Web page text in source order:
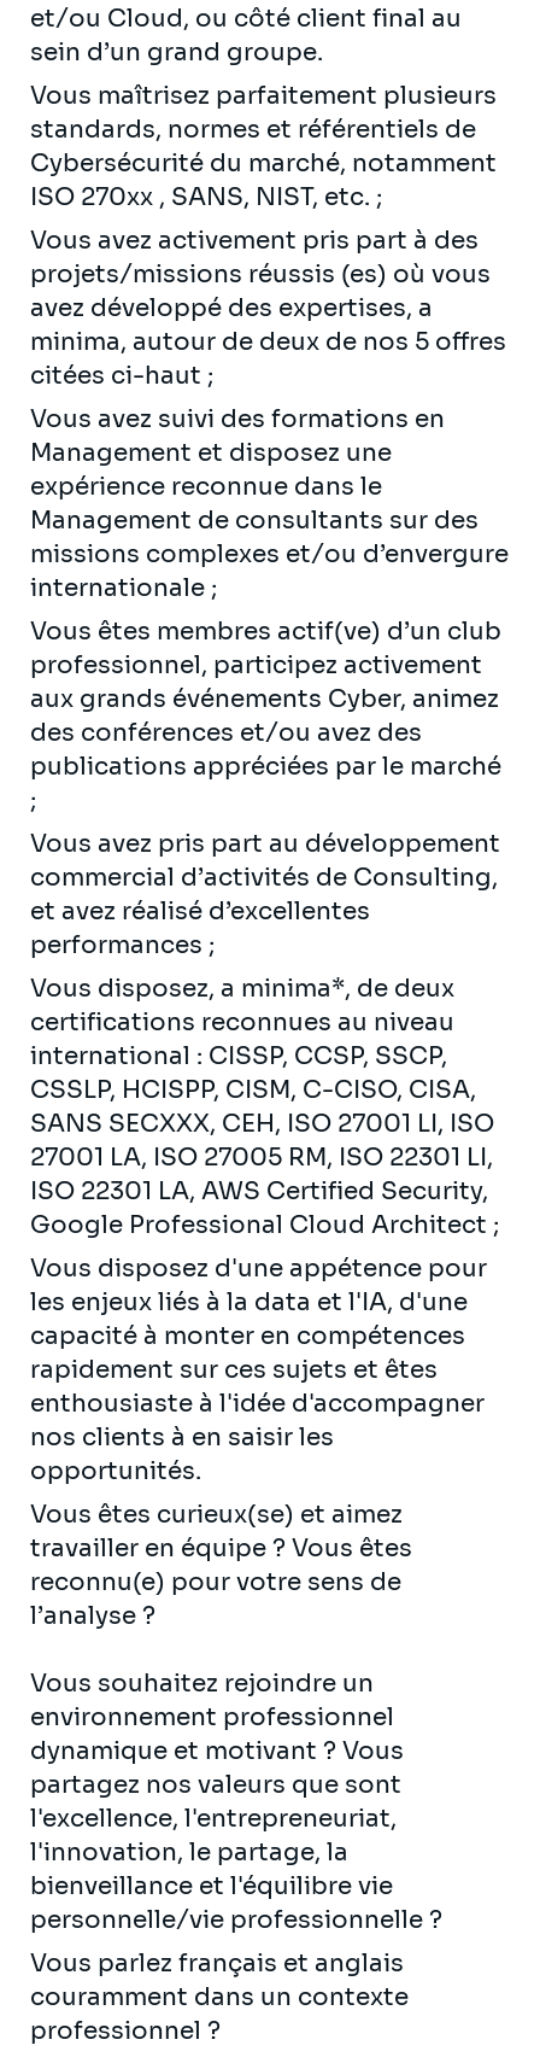
et/ou Cloud, ou côté client final au
sein d’un grand groupe.
Vous maîtrisez parfaitement plusieurs
standards, normes et référentiels de
Cybersécurité du marché, notamment
ISO 270xx , SANS, NIST, etc. ;
Vous avez activement pris part à des
projets/missions réussis (es) où vous
avez développé des expertises, a
minima, autour de deux de nos 5 offres
citées ci-haut ;
Vous avez suivi des formations en
Management et disposez une
expérience reconnue dans le
Management de consultants sur des
missions complexes et/ou d’envergure
internationale ;
Vous êtes membres actif(ve) d’un club
professionnel, participez activement
aux grands événements Cyber, animez
des conférences et/ou avez des
publications appréciées par le marché
;
Vous avez pris part au développement
commercial d’activités de Consulting,
et avez réalisé d’excellentes
performances ;
Vous disposez, a minima*, de deux
certifications reconnues au niveau
international : CISSP, CCSP, SSCP,
CSSLP, HCISPP, CISM, C-CISO, CISA,
SANS SECXXX, CEH, ISO 27001 LI, ISO
27001 LA, ISO 27005 RM, ISO 22301 LI,
ISO 22301 LA, AWS Certified Security,
Google Professional Cloud Architect ;
Vous disposez d'une appétence pour
les enjeux liés à la data et l'IA, d'une
capacité à monter en compétences
rapidement sur ces sujets et êtes
enthousiaste à l'idée d'accompagner
nos clients à en saisir les
opportunités.
Vous êtes curieux(se) et aimez
travailler en équipe ? Vous êtes
reconnu(e) pour votre sens de
l’analyse ?
Vous souhaitez rejoindre un
environnement professionnel
dynamique et motivant ? Vous
partagez nos valeurs que sont
l'excellence, l'entrepreneuriat,
l'innovation, le partage, la
bienveillance et l'équilibre vie
personnelle/vie professionnelle ?
Vous parlez français et anglais
couramment dans un contexte
professionnel ?